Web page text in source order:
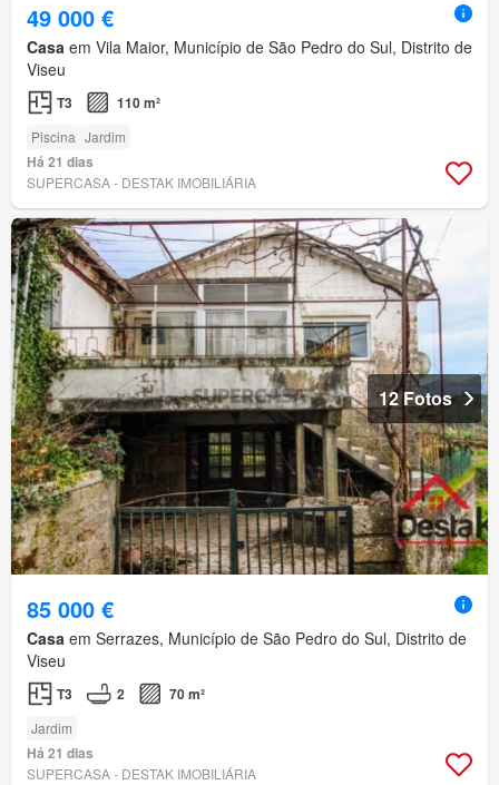
49 000 €
Casa em Vila Maior, Município de São Pedro do Sul, Distrito de
Viseu
T3 110 m²
Piscina Jardim
Há 21 dias
SUPERCASA - DESTAK IMOBILIÁRIA
12 Fotos
85 000 €
Casa em Serrazes, Município de São Pedro do Sul, Distrito de
Viseu
T3 2 70 m²
Jardim
Há 21 dias
SUPERCASA - DESTAK IMOBILIÁRIA